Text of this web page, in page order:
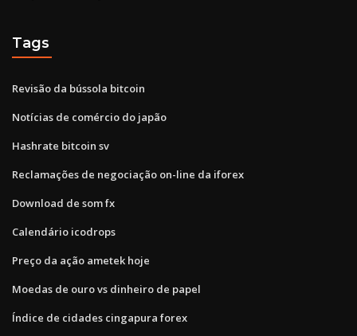
Tags
Revisão da bússola bitcoin
Notícias de comércio do japão
Hashrate bitcoin sv
Reclamações de negociação on-line da iforex
Download de som fx
Calendário icodrops
Preço da ação ametek hoje
Moedas de ouro vs dinheiro de papel
Índice de cidades cingapura forex